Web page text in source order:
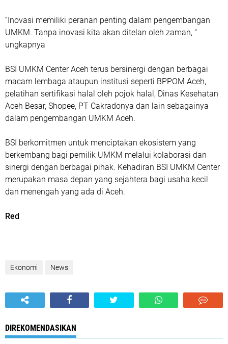
“Inovasi memiliki peranan penting dalam pengembangan
UMKM. Tanpa inovasi kita akan ditelan oleh zaman, "
ungkapnya
BSI UMKM Center Aceh terus bersinergi dengan berbagai
macam lembaga ataupun institusi seperti BPPOM Aceh,
pelatihan sertifikasi halal oleh pojok halal, Dinas Kesehatan
Aceh Besar, Shopee, PT Cakradonya dan lain sebagainya
dalam pengembangan UMKM Aceh.
BSI berkomitmen untuk menciptakan ekosistem yang
berkembang bagi pemilik UMKM melalui kolaborasi dan
sinergi dengan berbagai pihak. Kehadiran BSI UMKM Center
merupakan masa depan yang sejahtera bagi usaha kecil
dan menengah yang ada di Aceh.
Red
Ekonomi News
DIREKOMENDASIKAN